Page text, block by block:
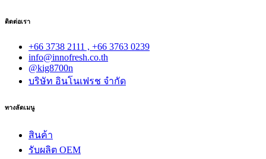
ติดต่อเรา
+66 3738 2111 , +66 3763 0239
info@innofresh.co.th
@kig8700n
บริษัท อินโนเฟรช จำกัด
ทางลัดเมนู
สินค้า
รับผลิต OEM